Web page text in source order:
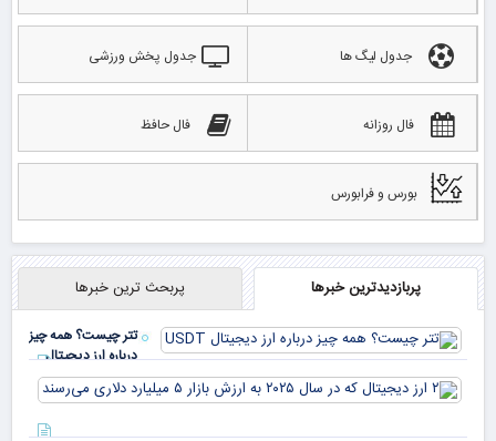
جدول لیگ ها جدول پخش ورزشی
فال روزانه فال حافظ
بورس و فرابورس
پربازدیدترین خبرها پربحث ترین خبرها
تتر چیست؟ همه چیز
درباره ارز دیجیتال
USDT